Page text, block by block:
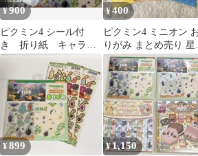
¥900
ピクミン4 シール付
き 折り紙 キャラク
ター折り紙
¥400
ピクミン4 ミニオン
りがみ まとめ売り 星
柄 教育おりがみ 204
¥899 ¥1,150